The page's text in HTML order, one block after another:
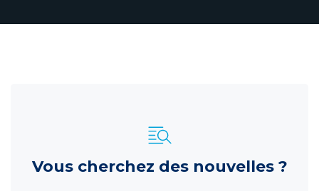
Vous cherchez des nouvelles ?